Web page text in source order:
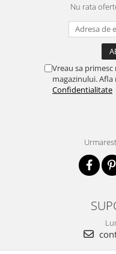
Nu rata
Vreau sa
magazinului.
Confidentialitate